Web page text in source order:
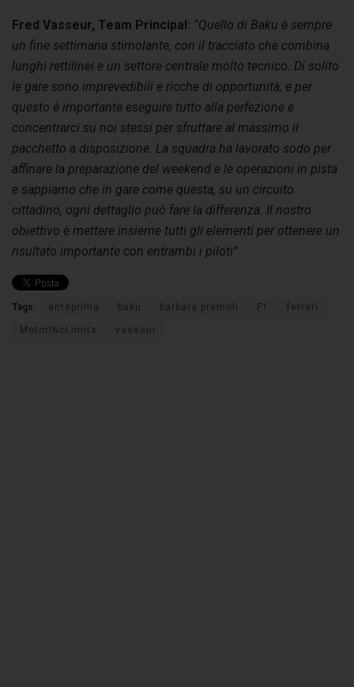
Fred Vasseur, Team Principal: “Quello di Baku è sempre
un fine settimana stimolante, con il tracciato che combina
lunghi rettilinei e un settore centrale molto tecnico. Di solito
le gare sono imprevedibili e ricche di opportunità, e per
questo è importante eseguire tutto alla perfezione e
concentrarci su noi stessi per sfruttare al massimo il
pacchetto a disposizione. La squadra ha lavorato sodo per
affinare la preparazione del weekend e le operazioni in pista
e sappiamo che in gare come questa, su un circuito
cittadino, ogni dettaglio può fare la differenza. Il nostro
obiettivo è mettere insieme tutti gli elementi per ottenere un
risultato importante con entrambi i piloti”
Tags: anteprima baku barbara premoli F1 ferrari
MotoriNoLimits vasseur